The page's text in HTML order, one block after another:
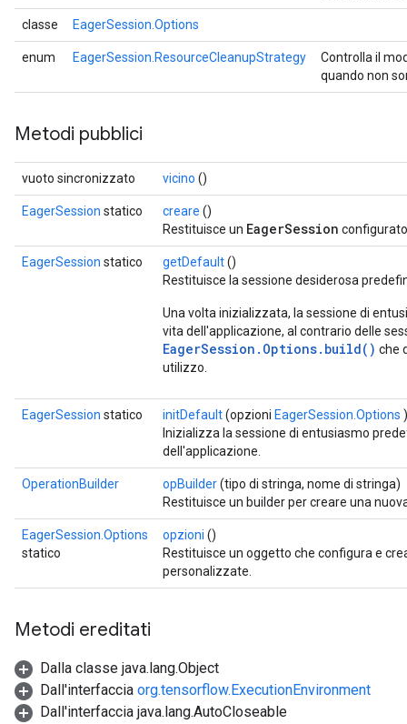
classe EagerSession.Options
enum EagerSession.ResourceCleanupStrategy
Controlla il
quando non
Metodi pubblici
vuoto sincronizzato vicino ()
EagerSession statico creare ()
Restituisce un EagerSession
EagerSession statico getDefault()
Restituisce la sessione desiderosa
Una volta inizializzata, la sessione di
vita dell'applicazione, al contrario delle
EagerSession.Options.build() che
utilizzo.
EagerSession statico initDefault(opzioni EagerSession.Options )
Inizializza la sessione di entusiasmo
dell'applicazione.
OperationBuilder opBuilder(tipo di stringa, nome di stringa)
Restituisce un builder per creare una
EagerSession.Options
statico
opzioni ()
Restituisce un oggetto che configura e
personalizzate.
Metodi ereditati
Dalla classe java.lang.Object
Dall'interfaccia org.tensorflow.ExecutionEnvironment
Dall'interfaccia java.lang.AutoCloseable